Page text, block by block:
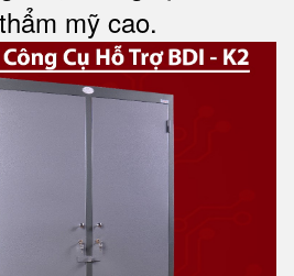
mỹ cao.